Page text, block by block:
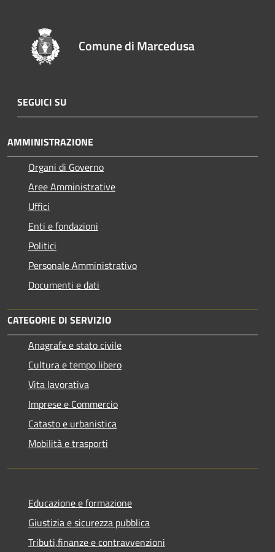
Comune di Marcedusa
SEGUICI SU
AMMINISTRAZIONE
Organi di Governo
Aree Amministrative
Uffici
Enti e fondazioni
Politici
Personale Amministrativo
Documenti e dati
CATEGORIE DI SERVIZIO
Anagrafe e stato civile
Cultura e tempo libero
Vita lavorativa
Imprese e Commercio
Catasto e urbanistica
Mobilità e trasporti
Educazione e formazione
Giustizia e sicurezza pubblica
Tributi,finanze e contravvenzioni